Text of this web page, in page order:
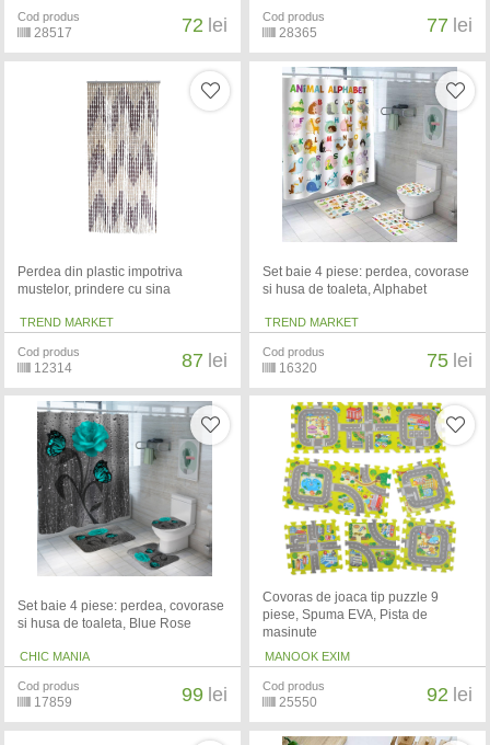
Cod produs
28517 72 lei Cod produs
28365 77 lei
Perdea din plastic impotriva
mustelor, prindere cu sina
TREND MARKET
Cod produs
12314 87 lei
Set baie 4 piese: perdea, covorase
si husa de toaleta, Alphabet
TREND MARKET
Cod produs
16320 75 lei
Set baie 4 piese: perdea, covorase
si husa de toaleta, Blue Rose
CHIC MANIA
Cod produs
17859 99 lei
Covoras de joaca tip puzzle 9
piese, Spuma EVA, Pista de
masinute
MANOOK EXIM
Cod produs
25550 92 lei